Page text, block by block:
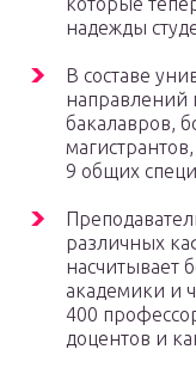
надежды
В составе
направлений
бакалавров,
9 общих
различных
насчитывает
академики и
400
доцентов и